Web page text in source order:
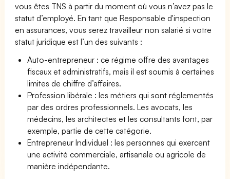
vous êtes TNS à partir du moment où vous n’avez pas le
statut d’employé. En tant que Responsable d'inspection
en assurances, vous serez travailleur non salarié si votre
statut juridique est l’un des suivants :
Auto-entrepreneur : ce régime offre des avantages
fiscaux et administratifs, mais il est soumis à certaines
limites de chiffre d’affaires.
Profession libérale : les métiers qui sont réglementés
par des ordres professionnels. Les avocats, les
médecins, les architectes et les consultants font, par
exemple, partie de cette catégorie.
Entrepreneur Individuel : les personnes qui exercent
une activité commerciale, artisanale ou agricole de
manière indépendante.